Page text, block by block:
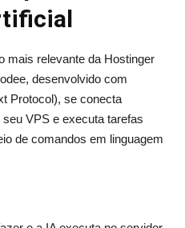
mais relevante da Hostinger
desenvolvido com
Protocol), se conecta
VPS e executa tarefas
de comandos em linguagem